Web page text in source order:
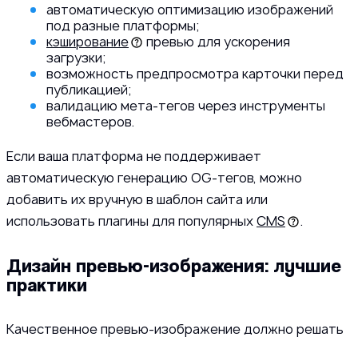
автоматическую оптимизацию изображений
под разные платформы;
кэширование
превью для ускорения
загрузки;
возможность предпросмотра карточки перед
публикацией;
валидацию мета-тегов через инструменты
вебмастеров.
Если ваша платформа не поддерживает
автоматическую генерацию OG-тегов, можно
добавить их вручную в шаблон сайта или
использовать плагины для популярныхCMS .
Дизайн превью-изображения: лучшие
практики
Качественное превью-изображение должно решать